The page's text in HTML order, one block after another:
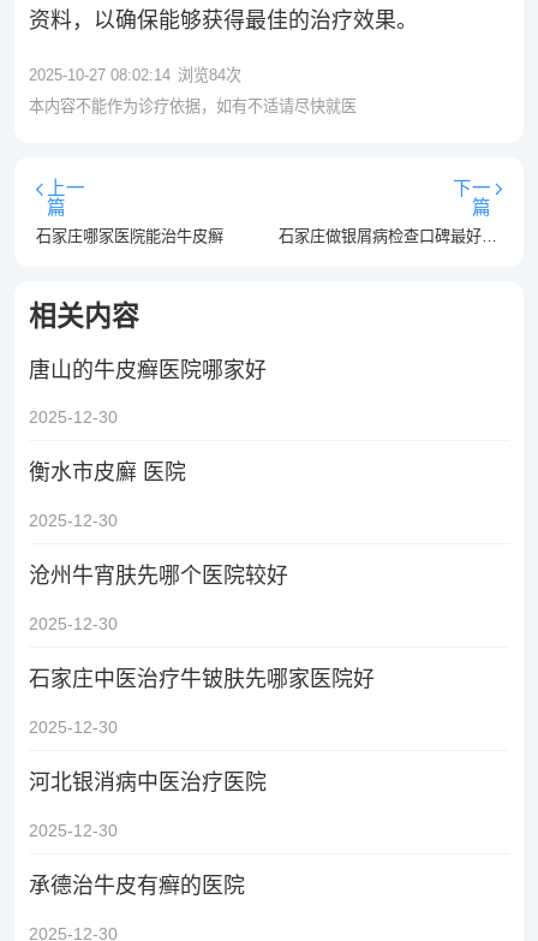
资料，以确保能够获得最佳的治疗效果。
2025-10-27 08:02:14 浏览84次
本内容不能作为诊疗依据，如有不适请尽快就医
上一
篇
石家庄哪家医院能治牛皮癣
下一
篇
石家庄做银屑病检查口碑最好的医院-石家庄银屑病医院排名榜单
相关内容
唐山的牛皮癣医院哪家好
2025-12-30
衡水市皮廯 医院
2025-12-30
沧州牛宵肤先哪个医院较好
2025-12-30
石家庄中医治疗牛铍肤先哪家医院好
2025-12-30
河北银消病中医治疗医院
2025-12-30
承德治牛皮有癣的医院
2025-12-30